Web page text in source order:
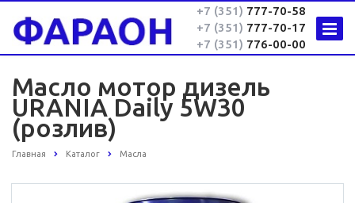
+7 (351) 777-70-58
+7 (351) 777-70-17
+7 (351) 776-00-00
Масло мотор дизель
URANIA Daily 5W30
(розлив)
Главная Каталог Масла